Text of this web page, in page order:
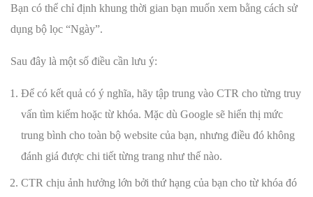
Bạn có thể chỉ định khung thời gian bạn muốn xem bằng cách sử
dụng bộ lọc “Ngày”.
Sau đây là một số điều cần lưu ý:
Để có kết quả có ý nghĩa, hãy tập trung vào CTR cho từng truy
vấn tìm kiếm hoặc từ khóa. Mặc dù Google sẽ hiển thị mức
trung bình cho toàn bộ website của bạn, nhưng điều đó không
đánh giá được chi tiết từng trang như thế nào.
CTR chịu ảnh hưởng lớn bởi thứ hạng của bạn cho từ khóa đó